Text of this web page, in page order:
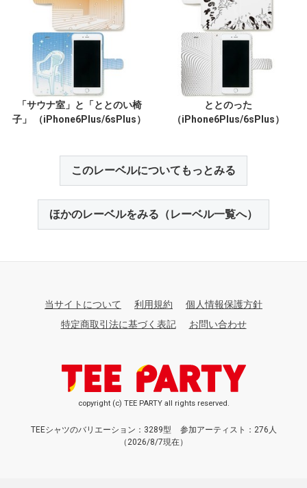
「サウナ室」と「ととのい椅
子」 （iPhone6Plus/6sPlus）
ととのった
（iPhone6Plus/6sPlus）
このレーベルについてもっとみる
ほかのレーベルをみる（レーベル一覧へ）
当サイトについて 利用規約
個人情報保護方針
特定商取引法に基づく表記
お問い合わせ
copyright (c) TEE PARTY all rights reserved.
TEEシャツのバリエーション：3289型
参加アーティスト：276人
（2026/8/7現在）